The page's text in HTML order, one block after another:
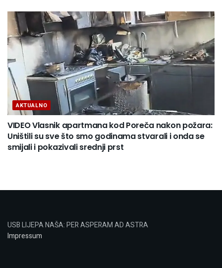
AKTUALNO
VIDEO Vlasnik apartmana kod Poreča nakon požara:
Uništili su sve što smo godinama stvarali i onda se
smijali i pokazivali srednji prst
USB LIJEPA NAŠA: PER ASPERAM AD ASTRA
Impressum